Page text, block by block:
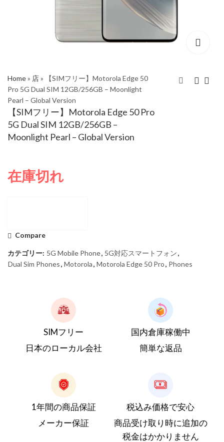
Home» 店»
【SIMフリー】Motorola Edge 50
Pro 5G Dual SIM 12GB/256GB – Moonlight
Pearl – Global Version
【SIMフリー】Motorola Edge 50 Pro
5G Dual SIM 12GB/256GB –
Moonlight Pearl – Global Version
【SIMフリー】
【SIMフリー】
在庫切れ
Compare
カテゴリー: 5G Mobile Phone, 5G対応スマートフォン,
Dual Sim Phones, Motorola, Motorola Edge 50 Pro, Phones
SIMフリー
日本のローカル会社
国内倉庫稼働中
簡単な返品
1年間の商品保証
メーカー保証
税込み価格で安心
商品受け取り時に追加の
税金はかかりません